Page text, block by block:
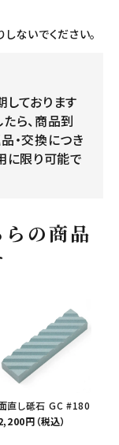
ないでください。
ております
ら、商品到
・交換につき
に限り可能で
の商品
直し砥石 GC #180
円（税込）